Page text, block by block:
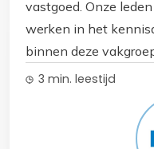
vastgoed. Onze
werken in het
binnen deze
3 min. leestijd